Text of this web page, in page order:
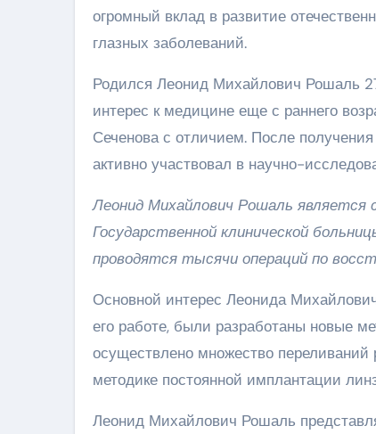
огромный вклад в развитие
глазных заболеваний.
Родился Леонид Михайлович Рошаль
интерес к медицине еще с раннего
Сеченова с отличием. После
активно участвовал в научно-
Леонид Михайлович Рошаль является
Государственной клинической
проводятся тысячи операций по
Основной интерес Леонида
его работе, были разработаны новые
осуществлено множество
методике постоянной имплантации
Леонид Михайлович Рошаль